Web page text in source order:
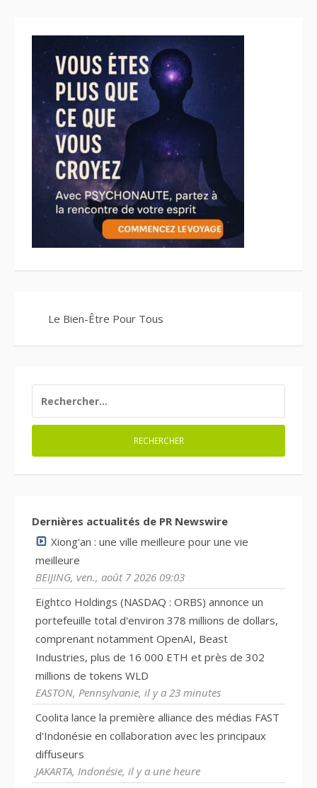
Le Bien-Être Pour Tous
Dernières actualités de PR Newswire
Xiong'an : une ville meilleure pour une vie
meilleure
BEIJING, ven., août 7 2026 09:03
Eightco Holdings (NASDAQ : ORBS) annonce un
portefeuille total d'environ 378 millions de dollars,
comprenant notamment OpenAI, Beast
Industries, plus de 16 000 ETH et près de 302
millions de tokens WLD
EASTON, Pennsylvanie, il y a 23 minutes
Coolita lance la première alliance des médias FAST
d'Indonésie en collaboration avec les principaux
diffuseurs
JAKARTA, Indonésie, il y a une heure